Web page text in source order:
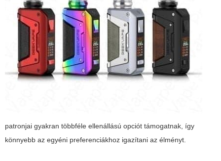
patronjai gyakran többféle ellenállású opciót támogatnak, így
könnyebb az egyéni preferenciákhoz igazítani az élményt.